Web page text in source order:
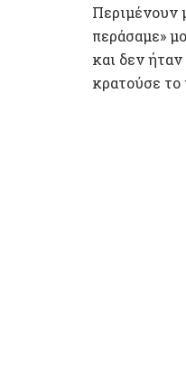
Περιμένουν
περάσαμε»
και δεν
κρατούσε